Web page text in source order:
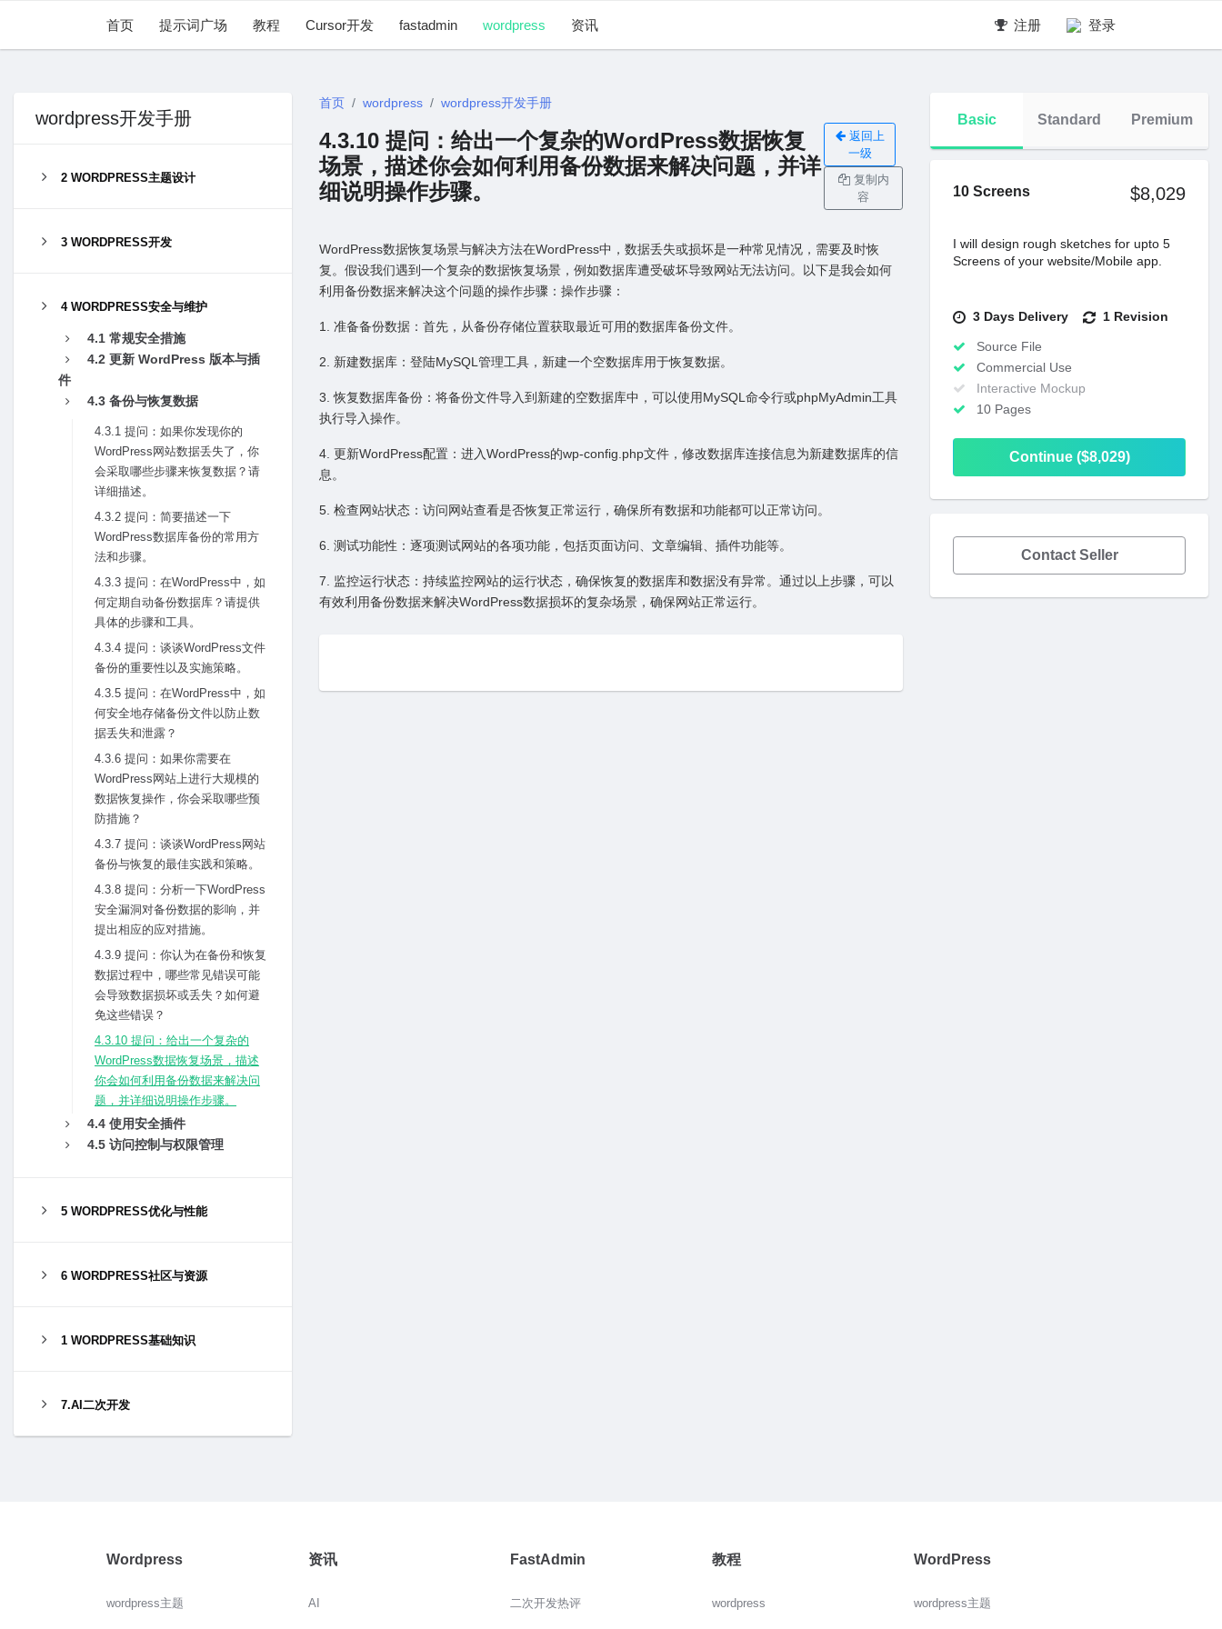
首页 提示词广场 教程 Cursor开发 fastadmin wordpress 资讯 注册 登录
wordpress开发手册
2 WORDPRESS主题设计
3 WORDPRESS开发
4 WORDPRESS安全与维护
4.1 常规安全措施
4.2 更新 WordPress 版本与插
件
4.3 备份与恢复数据
4.3.1 提问：如果你发现你的
WordPress⽹站数据丢失了，你
会采取哪些步骤来恢复数据？请
详细描述。
4.3.2 提问：简要描述⼀下
WordPress数据库备份的常⽤⽅
法和步骤。
4.3.3 提问：在WordPress中，如
何定期⾃动备份数据库？请提供
具体的步骤和⼯具。
4.3.4 提问：谈谈WordPress⽂件
备份的重要性以及实施策略。
4.3.5 提问：在WordPress中，如
何安全地存储备份⽂件以防⽌数
据丢失和泄露？
4.3.6 提问：如果你需要在
WordPress⽹站上进⾏⼤规模的
数据恢复操作，你会采取哪些预
防措施？
4.3.7 提问：谈谈WordPress⽹站
备份与恢复的最佳实践和策略。
4.3.8 提问：分析⼀下WordPress
安全漏洞对备份数据的影响，并
提出相应的应对措施。
4.3.9 提问：你认为在备份和恢复
数据过程中，哪些常见错误可能
会导致数据损坏或丢失？如何避
免这些错误？
4.3.10 提问：给出⼀个复杂的
WordPress数据恢复场景，描述
你会如何利⽤备份数据来解决问
题，并详细说明操作步骤。
4.4 使⽤安全插件
4.5 访问控制与权限管理
5 WORDPRESS优化与性能
6 WORDPRESS社区与资源
1 WORDPRESS基础知识
7.AI二次开发
首页 wordpress wordpress开发手册
4.3.10 提问：给出⼀个复杂的WordPress数据恢复
场景，描述你会如何利⽤备份数据来解决问题，并详
细说明操作步骤。
返回上
一级
复制内
容
WordPress数据恢复场景与解决⽅法在WordPress中，数据丢失或损坏是⼀种常见情况，需要及时恢
复。假设我们遇到⼀个复杂的数据恢复场景，例如数据库遭受破坏导致⽹站⽆法访问。以下是我会如何
利⽤备份数据来解决这个问题的操作步骤：操作步骤：
1. 准备备份数据：⾸先，从备份存储位置获取最近可⽤的数据库备份⽂件。
2. 新建数据库：登陆MySQL管理⼯具，新建⼀个空数据库⽤于恢复数据。
3. 恢复数据库备份：将备份⽂件导⼊到新建的空数据库中，可以使⽤MySQL命令⾏或phpMyAdmin⼯具
执⾏导⼊操作。
4. 更新WordPress配置：进⼊WordPress的wp-config.php⽂件，修改数据库连接信息为新建数据库的信
息。
5. 检查⽹站状态：访问⽹站查看是否恢复正常运⾏，确保所有数据和功能都可以正常访问。
6. 测试功能性：逐项测试⽹站的各项功能，包括页⾯访问、⽂章编辑、插件功能等。
7. 监控运⾏状态：持续监控⽹站的运⾏状态，确保恢复的数据库和数据没有异常。通过以上步骤，可以
有效利⽤备份数据来解决WordPress数据损坏的复杂场景，确保⽹站正常运⾏。
Basic Standard Premium
10 Screens $8,029
I will design rough sketches for upto 5
Screens of your website/Mobile app.
3 Days Delivery 1 Revision
Source File
Commercial Use
Interactive Mockup
10 Pages
Continue ($8,029)
Contact Seller
Wordpress
wordpress主题
资讯
AI
FastAdmin
二次开发热评
教程
wordpress
WordPress
wordpress主题